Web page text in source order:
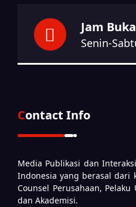
Jam Buka
Senin-
Contact Info
Media Publikasi dan
Indonesia yang berasal dari
Counsel Perusahaan,
dan Akademisi.